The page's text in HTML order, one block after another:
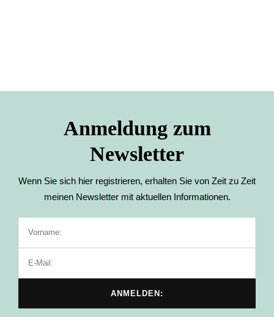
Anmeldung zum
Newsletter
Wenn Sie sich hier registrieren, erhalten Sie von Zeit zu Zeit
meinen Newsletter mit aktuellen Informationen.